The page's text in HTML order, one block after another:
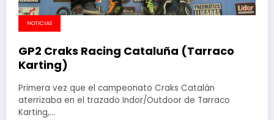
NOTICIAS
GP2 Craks Racing Cataluña (Tarraco
Karting)
Primera vez que el campeonato Craks Catalán
aterrizaba en el trazado Indor/Outdoor de Tarraco
Karting,…